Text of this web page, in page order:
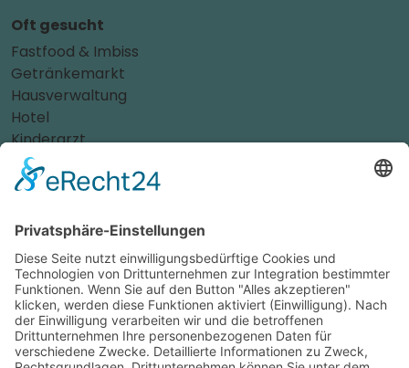
Oft gesucht
Fastfood & Imbiss
Getränkemarkt
Hausverwaltung
Hotel
Kinderarzt
Personalvermittler
Weitere Sportvereine
Zahnarzt
Tennis
Tankstelle
Tierbedarf
Parken
Für Ihr Unternehmen